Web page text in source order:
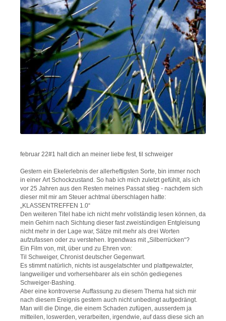
februar 22#1 halt dich an meiner liebe fest, til schweiger
Gestern ein Ekelerlebnis der allerheftigsten Sorte, bin immer noch
in einer Art Schockzustand. So hab ich mich zuletzt gefühlt, als ich
vor 25 Jahren aus den Resten meines Passat stieg - nachdem sich
dieser mit mir am Steuer achtmal überschlagen hatte:
„KLASSENTREFFEN 1.0“
Den weiteren Titel habe ich nicht mehr vollständig lesen können, da
mein Gehirn nach Sichtung dieser fast zweistündigen Entgleisung
nicht mehr in der Lage war, Sätze mit mehr als drei Worten
aufzufassen oder zu verstehen. Irgendwas mit „Silberrücken“?
Ein Film von, mit, über und zu Ehren von:
Til Schweiger, Chronist deutscher Gegenwart.
Es stimmt natürlich, nichts ist ausgelatschter und plattgewalzter,
langweiliger und vorhersehbarer als ein schön gediegenes
Schweiger-Bashing.
Aber eine kontroverse Auffassung zu diesem Thema hat sich mir
nach diesem Ereignis gestern auch nicht unbedingt aufgedrängt.
Man will die Dinge, die einem Schaden zufügen, ausserdem ja
mitteilen, loswerden, verarbeiten, irgendwie, auf dass diese sich an